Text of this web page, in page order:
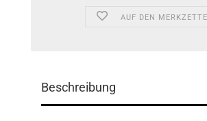
AUF DEN
Beschreibung